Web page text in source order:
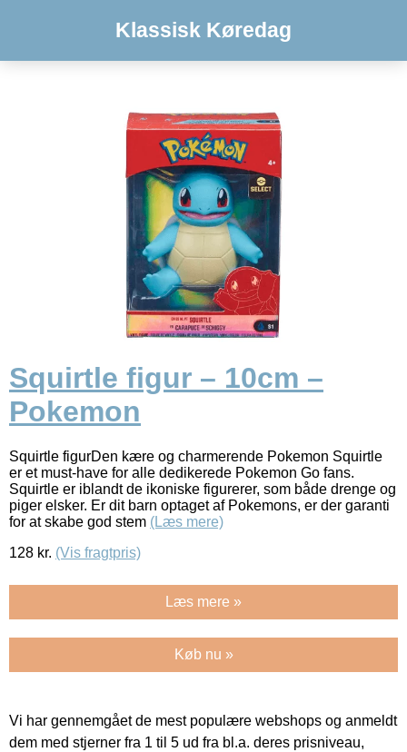
Klassisk Køredag
Squirtle figur – 10cm –
Pokemon
Squirtle figurDen kære og charmerende Pokemon Squirtle
er et must-have for alle dedikerede Pokemon Go fans.
Squirtle er iblandt de ikoniske figurerer, som både drenge og
piger elsker. Er dit barn optaget af Pokemons, er der garanti
for at skabe god stem (Læs mere)
128 kr. (Vis fragtpris)
Læs mere »
Køb nu »
Vi har gennemgået de mest populære webshops og anmeldt
dem med stjerner fra 1 til 5 ud fra bl.a. deres prisniveau,